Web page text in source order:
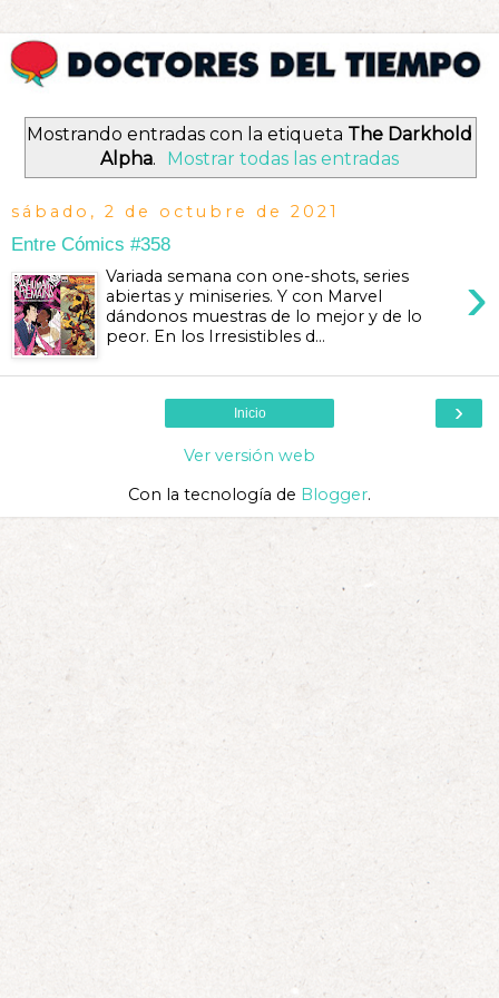
Mostrando entradas con la etiqueta The Darkhold
Alpha. Mostrar todas las entradas
sábado, 2 de octubre de 2021
Entre Cómics #358
›
Variada semana con one-shots, series
abiertas y miniseries. Y con Marvel
dándonos muestras de lo mejor y de lo
peor. En los Irresistibles d...
›
Inicio
Ver versión web
Con la tecnología de Blogger.